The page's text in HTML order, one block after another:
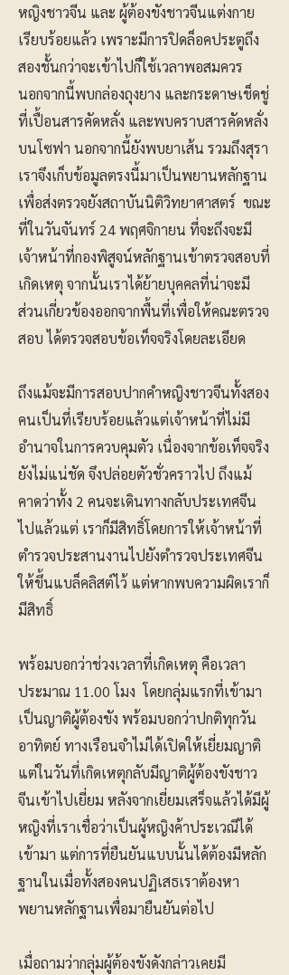
หญิงชาวจีน และ ผู้ต้องขังชาวจีนแต่งกาย
เรียบร้อยแล้ว เพราะมีการปิดล็อคประตูถึง
สองชั้นกว่าจะเข้าไปก็ใช้เวลาพอสมควร
นอกจากนี้พบกล่องถุงยาง และกระดาษเช็ดชู่
ที่เปื้อนสารคัดหลั่ง และพบคราบสารคัดหลั่ง
บนโซฟา นอกจากนี้ยังพบยาเส้น รวมถึงสุรา
เราจึงเก็บข้อมูลตรงนี้มาเป็นพยานหลักฐาน
เพื่อส่งตรวจยังสถาบันนิติวิทยาศาสตร์ ขณะ
ที่ในวันจันทร์ 24 พฤศจิกายน ที่จะถึงจะมี
เจ้าหน้าที่กองพิสูจน์หลักฐานเข้าตรวจสอบที่
เกิดเหตุ จากนั้นเราได้ย้ายบุคคลที่น่าจะมี
ส่วนเกี่ยวข้องออกจากพื้นที่เพื่อให้คณะตรวจ
สอบ ได้ตรวจสอบข้อเท็จจริงโดยละเอียด
ถึงแม้จะมีการสอบปากคำหญิงชาวจีนทั้งสอง
คนเป็นที่เรียบร้อยแล้วแต่เจ้าหน้าที่ไม่มี
อำนาจในการควบคุมตัว เนื่องจากข้อเท็จจริง
ยังไม่แน่ชัด จึงปล่อยตัวชั่วคราวไป ถึงแม้
คาดว่าทั้ง 2 คนจะเดินทางกลับประเทศจีน
ไปแล้วแต่ เราก็มีสิทธิ์โดยการให้เจ้าหน้าที่
ตำรวจประสานงานไปยังตำรวจประเทศจีน
ให้ขึ้นแบล็คลิสต์ไว้ แต่หากพบความผิดเราก็
มีสิทธิ์
พร้อมบอกว่าช่วงเวลาที่เกิดเหตุ คือเวลา
ประมาณ 11.00 โมง โดยกลุ่มแรกที่เข้ามา
เป็นญาติผู้ต้องขัง พร้อมบอกว่าปกติทุกวัน
อาทิตย์ ทางเรือนจำไม่ได้เปิดให้เยี่ยมญาติ
แต่ในวันที่เกิดเหตุกลับมีญาติผู้ต้องขังชาว
จีนเข้าไปเยี่ยม หลังจากเยี่ยมเสร็จแล้วได้มีผู้
หญิงที่เราเชื่อว่าเป็นผู้หญิงค้าประเวณีได้
เข้ามา แต่การที่ยืนยันแบบนั้นได้ต้องมีหลัก
ฐานในเมื่อทั้งสองคนปฏิเสธเราต้องหา
พยานหลักฐานเพื่อมายืนยันต่อไป
เมื่อถามว่ากลุ่มผู้ต้องขังดังกล่าวเคยมี